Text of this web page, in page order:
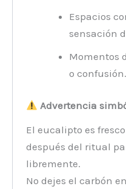
Espacios
sensación
Momentos
o confusión.
Advertencia
El eucalipto es
después del ritual
libremente.
No dejes el carbón